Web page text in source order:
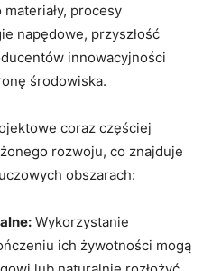
procesy
napędowe, przyszłość
innowacyjności
środowiska.
coraz częściej
rozwoju, co znajduje
obszarach:
Wykorzystanie
ich żywotności mogą